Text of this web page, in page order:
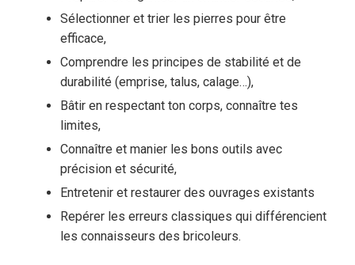
Sélectionner et trier les pierres pour être
efficace,
Comprendre les principes de stabilité et de
durabilité (emprise, talus, calage…),
Bâtir en respectant ton corps, connaître tes
limites,
Connaître et manier les bons outils avec
précision et sécurité,
Entretenir et restaurer des ouvrages existants
Repérer les erreurs classiques qui différencient
les connaisseurs des bricoleurs.